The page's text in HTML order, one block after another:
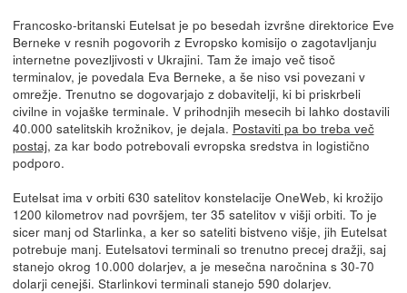
Francosko-britanski Eutelsat je po besedah izvršne direktorice Eve
Berneke v resnih pogovorih z Evropsko komisijo o zagotavljanju
internetne povezljivosti v Ukrajini. Tam že imajo več tisoč
terminalov, je povedala Eva Berneke, a še niso vsi povezani v
omrežje. Trenutno se dogovarjajo z dobavitelji, ki bi priskrbeli
civilne in vojaške terminale. V prihodnjih mesecih bi lahko dostavili
40.000 satelitskih krožnikov, je dejala. Postaviti pa bo treba več
postaj, za kar bodo potrebovali evropska sredstva in logistično
podporo.
Eutelsat ima v orbiti 630 satelitov konstelacije OneWeb, ki krožijo
1200 kilometrov nad površjem, ter 35 satelitov v višji orbiti. To je
sicer manj od Starlinka, a ker so sateliti bistveno višje, jih Eutelsat
potrebuje manj. Eutelsatovi terminali so trenutno precej dražji, saj
stanejo okrog 10.000 dolarjev, a je mesečna naročnina s 30-70
dolarji cenejši. Starlinkovi terminali stanejo 590 dolarjev.